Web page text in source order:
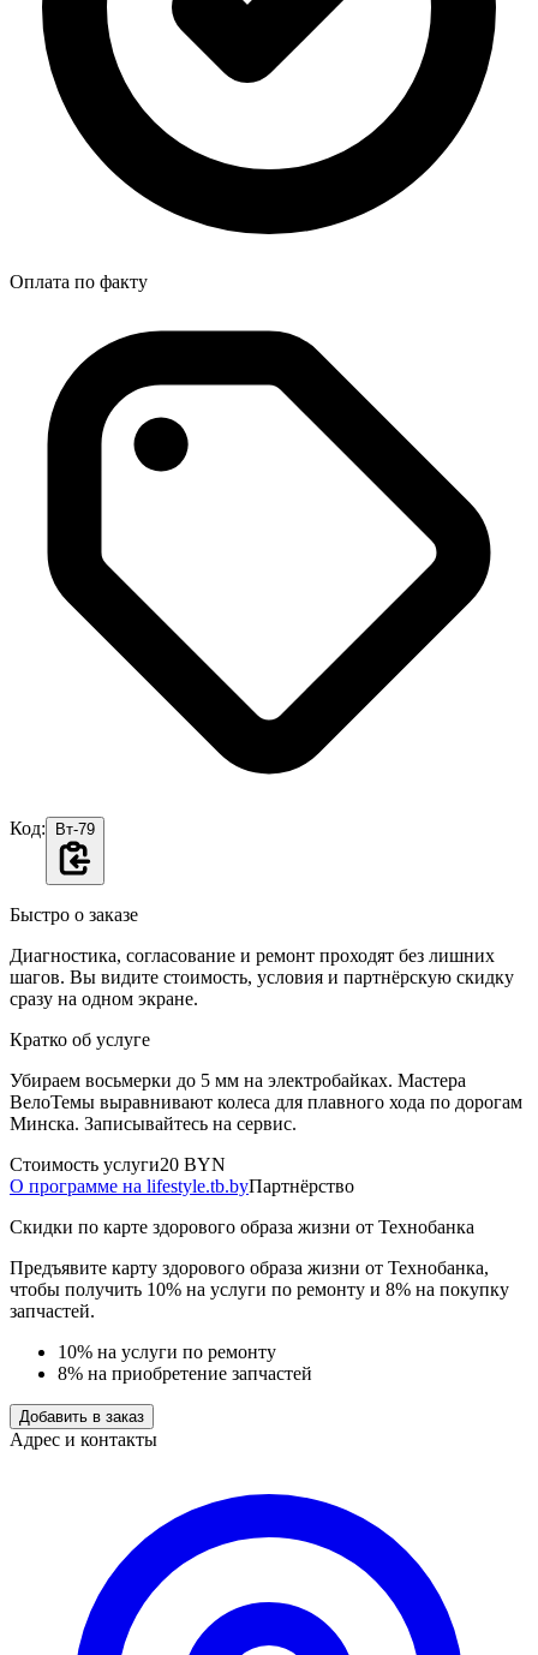
Оплата по факту
Код: Вт-79
Быстро о заказе
Диагностика, согласование и ремонт проходят без лишних
шагов. Вы видите стоимость, условия и партнёрскую скидку
сразу на одном экране.
Кратко об услуге
Убираем восьмерки до 5 мм на электробайках. Мастера
ВелоТемы выравнивают колеса для плавного хода по дорогам
Минска. Записывайтесь на сервис.
Стоимость услуги20 BYN
О программе на lifestyle.tb.byПартнёрство
Скидки по карте здорового образа жизни от Технобанка
Предъявите карту здорового образа жизни от Технобанка,
чтобы получить 10% на услуги по ремонту и 8% на покупку
запчастей.
10% на услуги по ремонту
8% на приобретение запчастей
Добавить в заказ
Адрес и контакты